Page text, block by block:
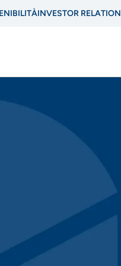
INVESTOR RELATION